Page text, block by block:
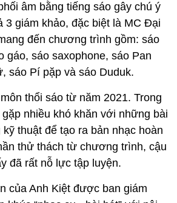
âm bằng tiếng sáo gây chú ý
3 giám khảo, đặc biệt là MC Đại
đến chương trình gồm: sáo
gáo, sáo saxophone, sáo Pan
sáo Pí pặp và sáo Duduk.
thổi sáo từ năm 2021. Trong
nhiều khó khăn với những bài
thuật để tạo ra bản nhạc hoàn
thử thách từ chương trình, cậu
đã rất nỗ lực tập luyện.
của Anh Kiệt được ban giám